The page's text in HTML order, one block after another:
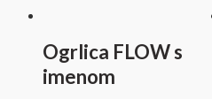
Ogrlica FLOW s
imenom